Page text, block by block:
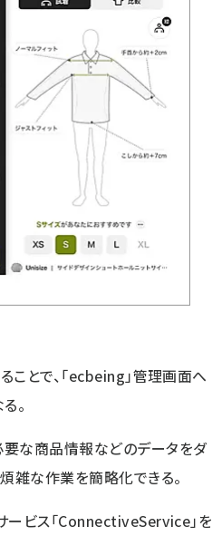
ことで、「ecbeing」管理画面へ
。
要な商品情報などのデータをダ
雑な作業を簡略化できる。
ービス「ConnectiveService」を